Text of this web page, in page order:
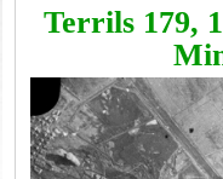
Terrils 179,